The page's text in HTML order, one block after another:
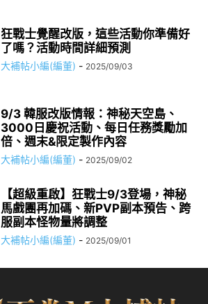
狂戰士覺醒改版，這些活動你準備好
了嗎？活動時間詳細預測
大補帖小編(編董) - 2025/09/03
9/3 韓服改版情報：神秘天空島、
3000日慶祝活動、每日任務獎勵加
倍、週末&限定製作內容
大補帖小編(編董) - 2025/09/02
【超級重啟】狂戰士9/3登場，神秘
馬戲團再加碼、新PVP副本預告、跨
服副本怪物量將調整
大補帖小編(編董) - 2025/09/01